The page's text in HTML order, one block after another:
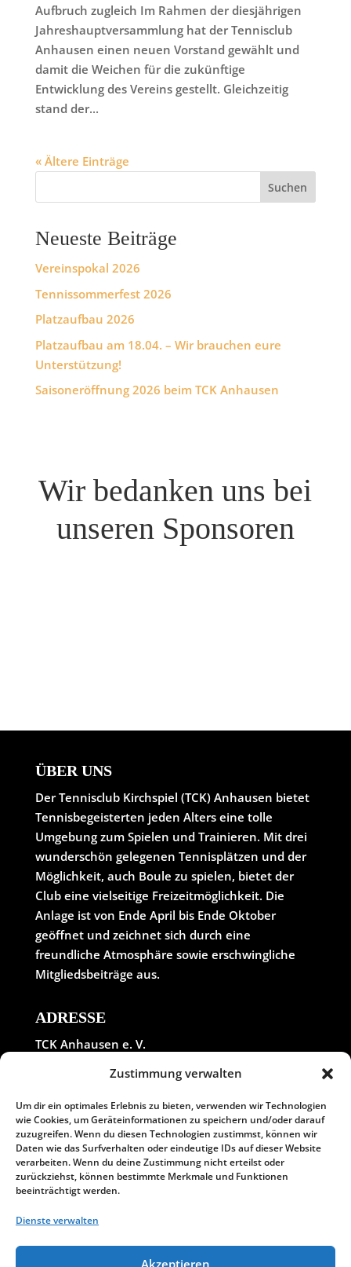
Zustimmung verwalten
Um dir ein optimales Erlebnis zu bieten, verwenden wir Technologien
wie Cookies, um Geräteinformationen zu speichern und/oder darauf
zuzugreifen. Wenn du diesen Technologien zustimmst, können wir
Daten wie das Surfverhalten oder eindeutige IDs auf dieser Website
verarbeiten. Wenn du deine Zustimmung nicht erteilst oder
zurückziehst, können bestimmte Merkmale und Funktionen
beeinträchtigt werden.
Dienste verwalten
Akzeptieren
Aufbruch zugleich Im Rahmen der diesjährigen
Jahreshauptversammlung hat der Tennisclub
Anhausen einen neuen Vorstand gewählt und
damit die Weichen für die zukünftige
Entwicklung des Vereins gestellt. Gleichzeitig
stand der...
« Ältere Einträge
Suchen
Neueste Beiträge
Vereinspokal 2026
Tennissommerfest 2026
Platzaufbau 2026
Platzaufbau am 18.04. – Wir brauchen eure
Unterstützung!
Saisoneröffnung 2026 beim TCK Anhausen
Wir bedanken uns bei
unseren Sponsoren
ÜBER UNS
Der Tennisclub Kirchspiel (TCK) Anhausen bietet
Tennisbegeisterten jeden Alters eine tolle
Umgebung zum Spielen und Trainieren. Mit drei
wunderschön gelegenen Tennisplätzen und der
Möglichkeit, auch Boule zu spielen, bietet der
Club eine vielseitige Freizeitmöglichkeit. Die
Anlage ist von Ende April bis Ende Oktober
geöffnet und zeichnet sich durch eine
freundliche Atmosphäre sowie erschwingliche
Mitgliedsbeiträge aus.
ADRESSE
TCK Anhausen e. V.
Tel. 0 26 39 / 14 03
E-Mail: info@tck-anhausen.de
LINKS
Aufnahmeantrag